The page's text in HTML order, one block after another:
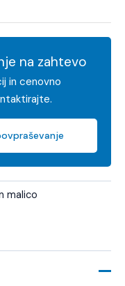
na zahtevo
in cenovno
malico